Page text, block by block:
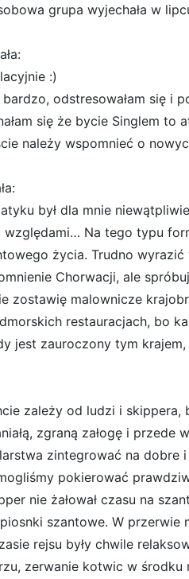
grupa wyjechała w
:)
bardzo, odstresowałam się i
się że bycie Singlem to
należy wspomnieć o
był dla mnie
Na tego typu
życia. Trudno
Chorwacji, ale
zostawię malownicze
restauracjach, bo
jest zauroczony tym
zależy od ludzi i skippera,
zgraną załogę i
zintegrować na dobre
pokierować
nie żałował czasu na
szantowe. W przerwie
rejsu były chwile
zerwanie kotwic w